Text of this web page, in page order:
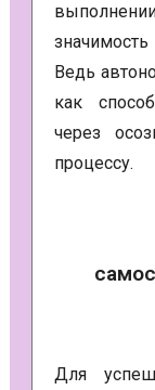
Ведь
как
через
процессу.
Для